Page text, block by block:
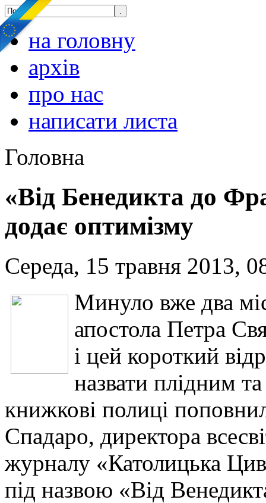
на головну
архів
про нас
написати листа
Головна
«Від Бенедикта до
додає оптимізму
Середа, 15 травня 2013,
Минуло вже два
апостола Петра
і цей короткий
назвати плідним
книжкові полиці
Спадаро, директора
журналу «Католицька
під назвою «Від